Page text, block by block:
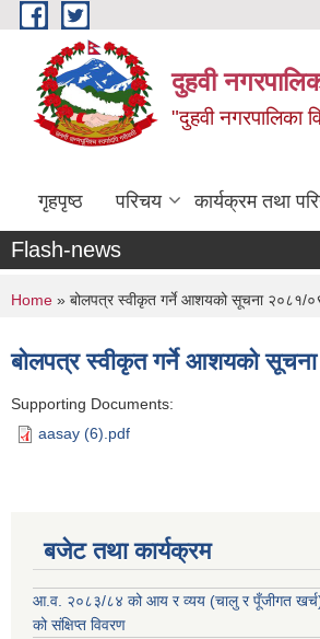
Skip to main content
दुहवी
"दुहवी नगरपालिका
गृहपृष्ठ परिचय कार्यक्रम तथा
Flash-news
You are here
Home » बोलपत्र स्वीकृत गर्ने आशयको सूचना २०८१/
बोलपत्र स्वीकृत गर्ने आशयको
Supporting Documents:
aasay (6).pdf
बजेट तथा कार्यक्रम
आ.व. २०८३/८४ को आय र व्यय (चालु र पूँजीगत
को संक्षिप्त विवरण